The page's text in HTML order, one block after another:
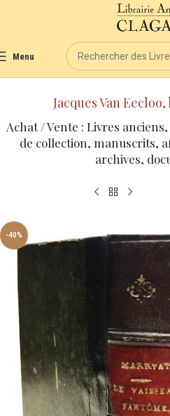
Menu
Jacques Van
Achat / Vente : Livres
de collection, manuscrits,
archives,
-40%